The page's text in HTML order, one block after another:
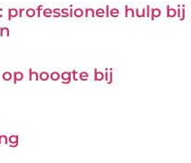
professionele hulp bij
hoogte bij